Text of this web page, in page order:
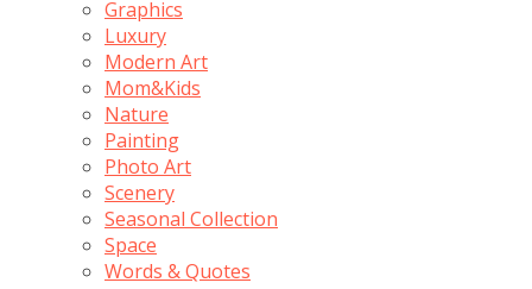
Graphics
Luxury
Modern Art
Mom&Kids
Nature
Painting
Photo Art
Scenery
Seasonal Collection
Space
Words & Quotes